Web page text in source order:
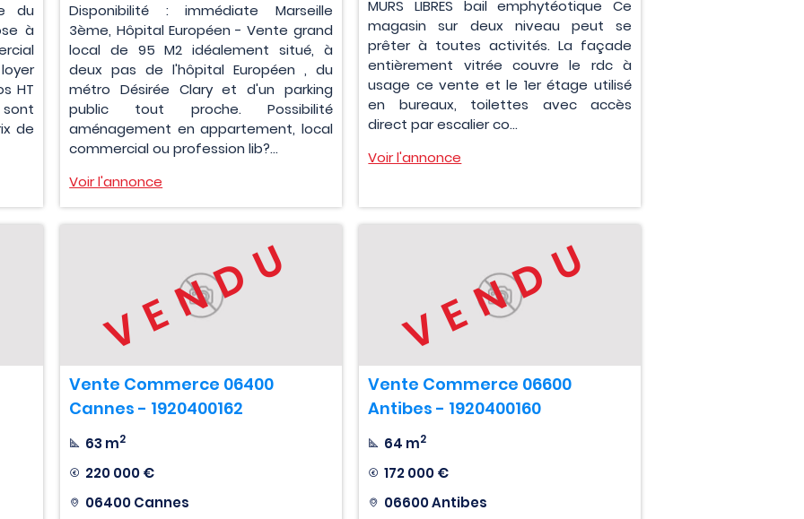
du
à
HT
sont
de
Disponibilité : immédiate Marseille
3ème, Hôpital Européen - Vente grand
local de 95 M2 idéalement situé, à
deux pas de l'hôpital Européen , du
métro Désirée Clary et d'un parking
public tout proche. Possibilité
aménagement en appartement, local
commercial ou profession lib?...
Voir l'annonce
MURS LIBRES bail emphytéotique Ce
magasin sur deux niveau peut se
prêter à toutes activités. La façade
entièrement vitrée couvre le rdc à
usage ce vente et le 1er étage utilisé
en bureaux, toilettes avec accès
direct par escalier co...
Voir l'annonce
VENDU
Vente Commerce 06400
Cannes - 1920400162
63 m2
220 000 €
06400 Cannes
VENDU
Vente Commerce 06600
Antibes - 1920400160
64 m2
172 000 €
06600 Antibes